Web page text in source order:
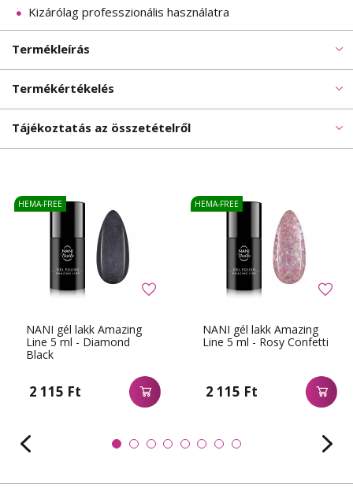
Kizárólag professzionális használatra
Termékleírás
Termékértékelés
Tájékoztatás az összetételről
NANI gél lakk Amazing
Line 5 ml - Diamond
Black
2 115 Ft
HEMA-FREE
NANI gél lakk Amazing
Line 5 ml - Rosy Confetti
2 115 Ft
HEMA-FREE